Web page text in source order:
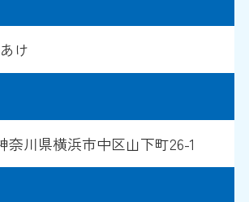
け
奈川県横浜市中区山下町26-1